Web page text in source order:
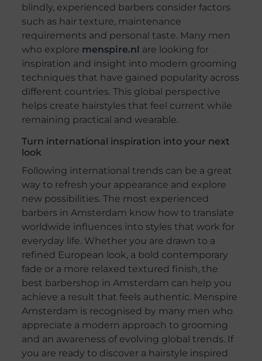
blindly, experienced barbers consider factors
such as hair texture, maintenance
requirements and personal taste. Many men
who explore menspire.nl are looking for
inspiration and insight into modern grooming
techniques that have gained popularity across
different countries. This global perspective
helps create hairstyles that feel current while
remaining practical and wearable.
Turn international inspiration into your next
look
Following international trends can be a great
way to refresh your appearance and explore
new possibilities. The most experienced
barbers in Amsterdam know how to translate
worldwide influences into styles that work for
everyday life. Whether you are drawn to a
refined European look, a bold contemporary
fade or a more relaxed textured finish, the
best barbershop in Amsterdam can help you
achieve a result that feels authentic. Menspire
Amsterdam is recognised by many men who
appreciate a modern approach to grooming
and an awareness of evolving global trends. If
you are ready to discover a hairstyle inspired